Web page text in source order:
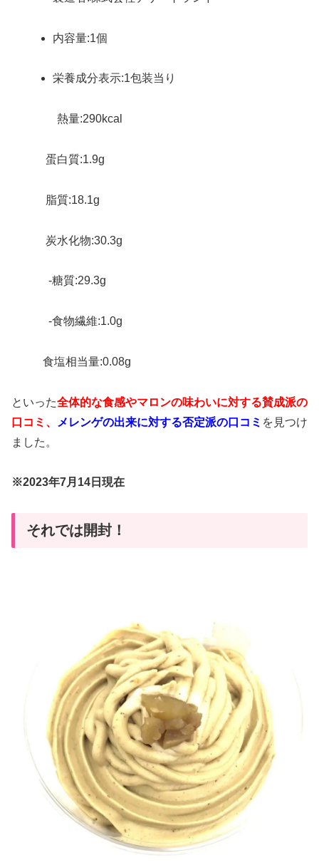
内容量:1個
栄養成分表示:1包装当り
熱量:290kcal
蛋白質:1.9g
脂質:18.1g
炭水化物:30.3g
-糖質:29.3g
-食物繊維:1.0g
食塩相当量:0.08g
といった全体的な食感やマロンの味わいに対する賛成派の
口コミ、
メレンゲの出来に対する否定派の口コミ を見つけ
ました。
※2023年7月14日現在
それでは開封！